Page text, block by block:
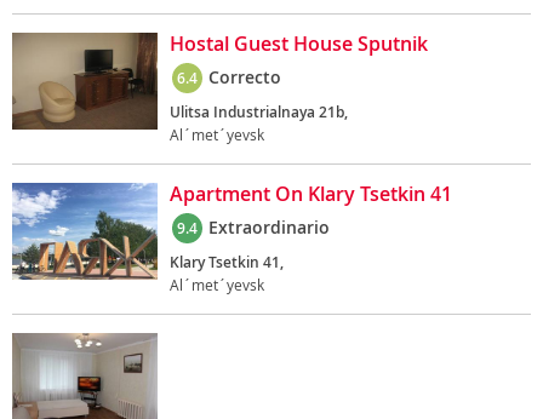
Hostal Guest House Sputnik
6.4 Correcto
Ulitsa Industrialnaya 21b,
Al´met´yevsk
Apartment On Klary Tsetkin 41
9.4 Extraordinario
Klary Tsetkin 41,
Al´met´yevsk